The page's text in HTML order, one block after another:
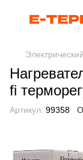
fi
Артикул: 99358